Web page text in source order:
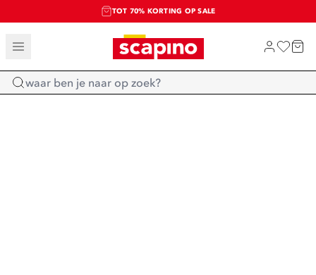
TOT 70% KORTING OP SALE
SALE: LAATSTE KANS!
SHOP NIEUW
Home